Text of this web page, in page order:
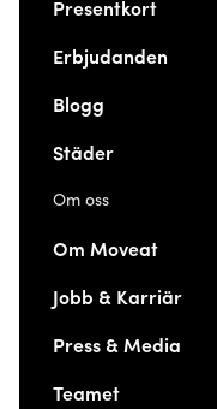
Presentkort
Erbjudanden
Blogg
Städer
Om oss
Om Moveat
Jobb & Karriär
Press & Media
Teamet